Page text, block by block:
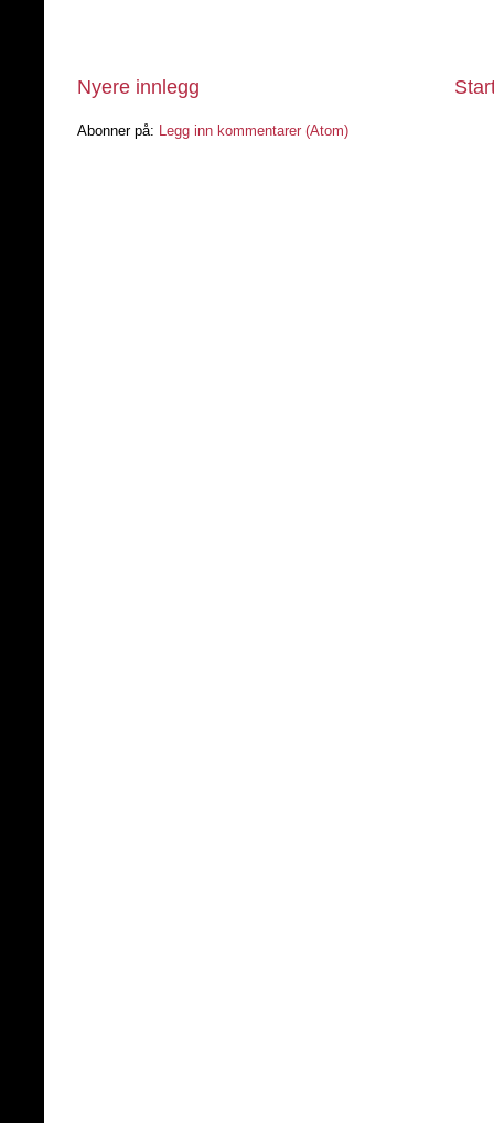
Nyere innlegg
Abonner på: Legg inn kommentarer (Atom)